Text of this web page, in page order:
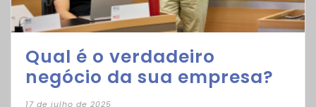
Qual é o verdadeiro
negócio da sua empresa?
17 de julho de 2025